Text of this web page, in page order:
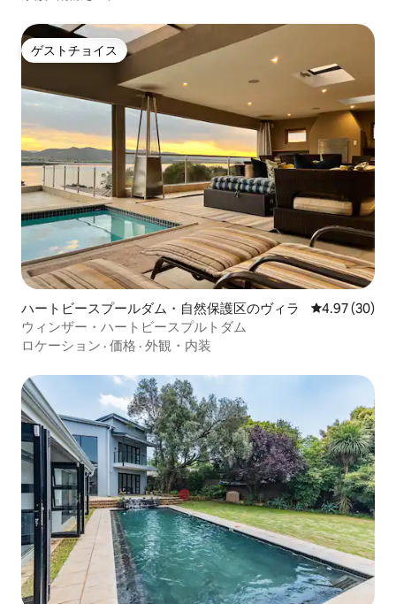
ゲストチョイス
ゲストチョイス
ハートビースプールダム・自然保護区のヴィラ レビュー30
4.97 (30)
ウィンザー・ハートビースプルトダム
ロケーション · 価格 · 外観・内装